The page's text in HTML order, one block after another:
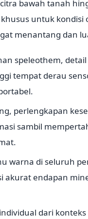
bawah tanah
untuk
menantang dan
speleothem,
tempat derau
perlengkapan
sambil
warna di seluruh
endapan
dari